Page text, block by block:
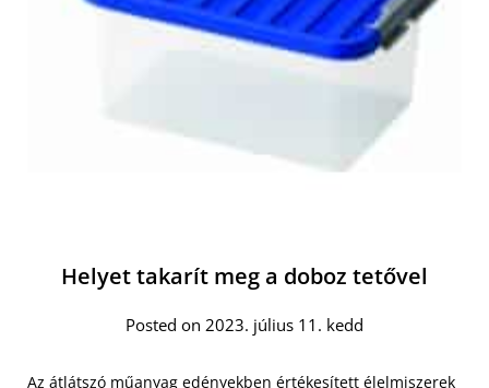
Helyet takarít meg a doboz tetővel
Posted on 2023. július 11. kedd
Az átlátszó műanyag edényekben értékesített élelmiszerek